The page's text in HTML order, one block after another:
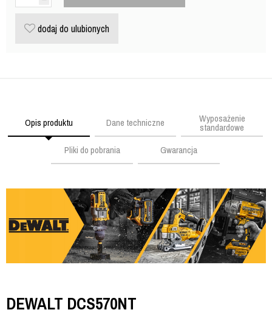
dodaj do ulubionych
Opis produktu Dane techniczne Wyposażenie
standardowe
Pliki do pobrania
Gwarancja
DEWALT DCS570NT